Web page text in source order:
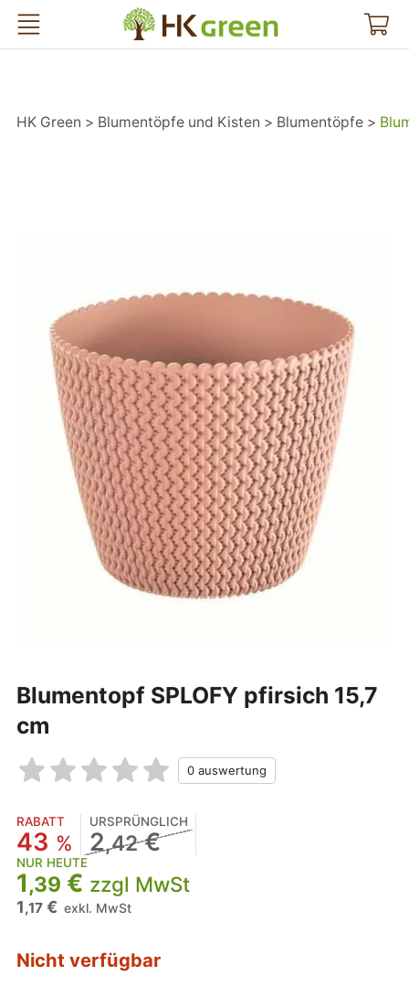
HK Green
HK Green Blumentöpfe und Kisten Blumentöpfe
Blumentopf SPLOFY pfirsich 15,7
cm
RABATT
43 %
URSPRÜNGLICH
2,42€
NUR HEUTE
1,39 € zzgl MwSt
1,17€ exkl. MwSt
Nicht verfügbar